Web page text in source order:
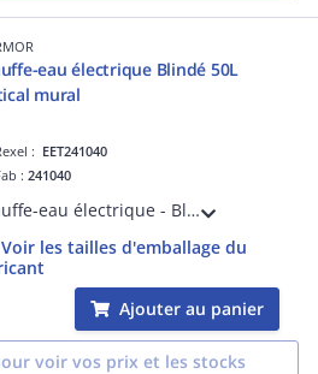
eau électrique Blindé 50L
mural
: EET241040
:241040
Chauffe-eau électrique - Blindé 50L vertical mural monophasé - livré avec 1 raccord diélectrique 3/4'
Voir les tailles d'emballage du
Ajouter au panier
voir vos prix et les stocks